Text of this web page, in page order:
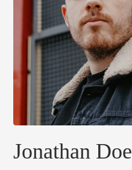
Jonathan Doe